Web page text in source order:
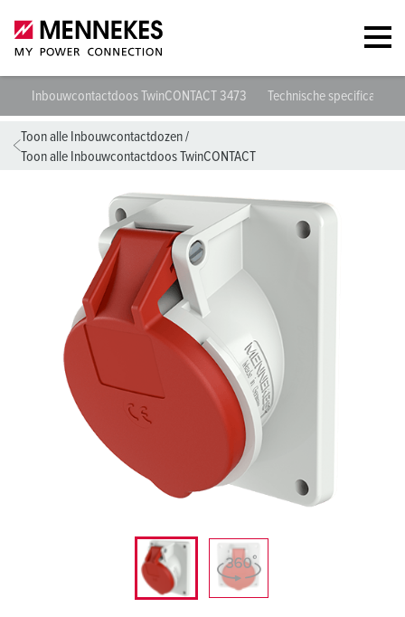
Inbouwcontactdoos TwinCONTACT 3473 Technische specificaties
Toon alle Inbouwcontactdozen/
Toon alle Inbouwcontactdoos TwinCONTACT